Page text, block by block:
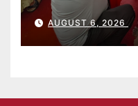
AUGUST 6, 2026